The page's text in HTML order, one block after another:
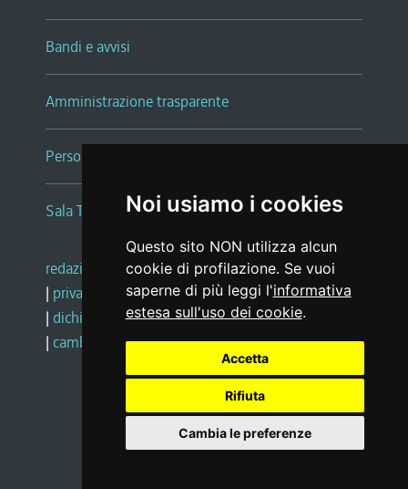
Noi usiamo i cookies
Questo sito NON utilizza alcun
cookie di profilazione. Se vuoi
saperne di più leggi l'informativa
estesa sull'uso dei cookie.
Accetta
Rifiuta
Cambia le preferenze
Bandi e avvisi
Amministrazione trasparente
Persone e Uffici
Sala Tiziano Tessitori
redazione web |note legali |glossario
| privacy
social media policy
| dichiarazione di accessibilità |feedback
| cambio preferenze cookie
Realizzato da